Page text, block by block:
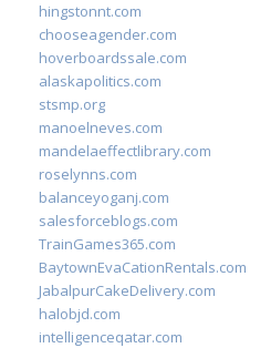
hingstonnt.com
chooseagender.com
hoverboardssale.com
alaskapolitics.com
stsmp.org
manoelneves.com
mandelaeffectlibrary.com
roselynns.com
balanceyoganj.com
salesforceblogs.com
TrainGames365.com
BaytownEvaCationRentals.com
JabalpurCakeDelivery.com
halobjd.com
intelligenceqatar.com